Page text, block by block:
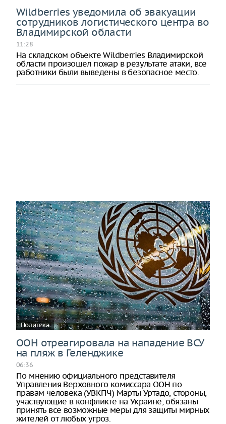
Wildberries уведомила об эвакуации
сотрудников логистического центра во
Владимирской области
11:28
На складском объекте Wildberries Владимирской
области произошел пожар в результате атаки, все
работники были выведены в безопасное место.
Политика
ООН отреагировала на нападение ВСУ
на пляж в Геленджике
06:36
По мнению официального представителя
Управления Верховного комиссара ООН по
правам человека (УВКПЧ) Марты Уртадо, стороны,
участвующие в конфликте на Украине, обязаны
принять все возможные меры для защиты мирных
жителей от любых угроз.